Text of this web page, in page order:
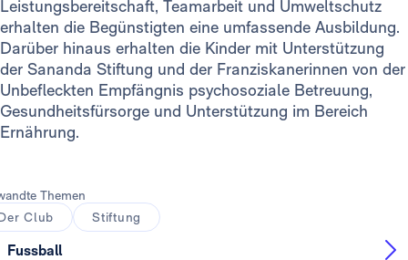
Leistungsbereitschaft, Teamarbeit und Umweltschutz
erhalten die Begünstigten eine umfassende Ausbildung.
Darüber hinaus erhalten die Kinder mit Unterstützung
der Sananda Stiftung und der Franziskanerinnen von der
Unbefleckten Empfängnis psychosoziale Betreuung,
Gesundheitsfürsorge und Unterstützung im Bereich
Ernährung.
Themen
Club
Stiftung
Fussball